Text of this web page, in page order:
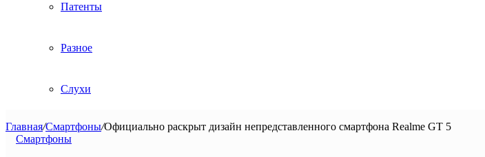
Патенты
Разное
Слухи
Главная/Смартфоны/Официально раскрыт дизайн непредставленного смартфона Realme GT 5
Смартфоны